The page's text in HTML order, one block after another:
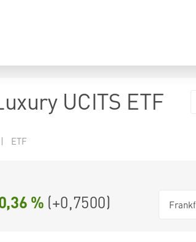
UCITS ETF
| ETF
% (+0,7500)